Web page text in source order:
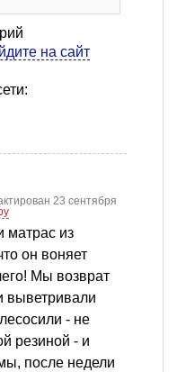
на сайт
23 сентября
матрас из
он воняет
Мы возврат
выветривали
- не
резиной - и
после недели